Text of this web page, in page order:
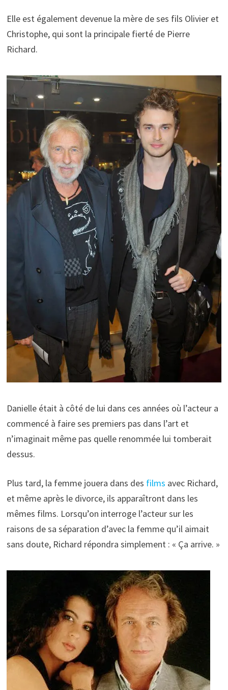
Elle est également devenue la mère de ses fils Olivier et
Christophe, qui sont la principale fierté de Pierre
Richard.
Danielle était à côté de lui dans ces années où l’acteur a
commencé à faire ses premiers pas dans l’art et
n’imaginait même pas quelle renommée lui tomberait
dessus.
Plus tard, la femme jouera dans des films avec Richard,
et même après le divorce, ils apparaîtront dans les
mêmes films. Lorsqu’on interroge l’acteur sur les
raisons de sa séparation d’avec la femme qu’il aimait
sans doute, Richard répondra simplement : « Ça arrive. »